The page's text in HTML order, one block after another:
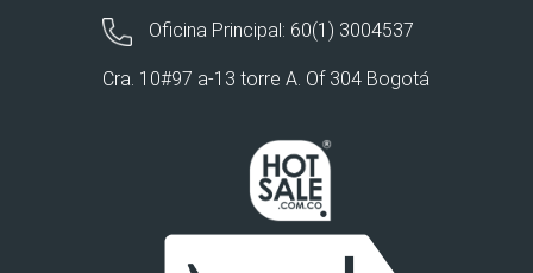
Oficina Principal: 60(1) 3004537
Cra. 10#97 a-13 torre A. Of 304 Bogotá